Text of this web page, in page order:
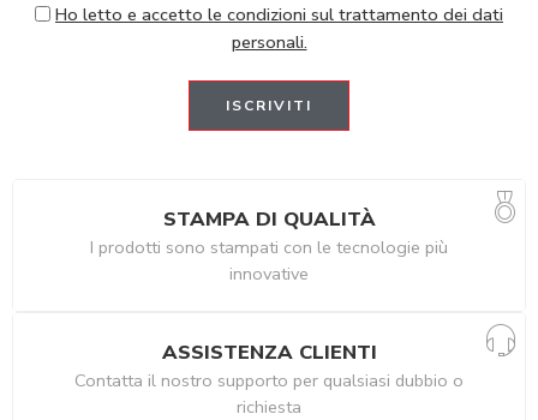
Ho letto e accetto le condizioni sul trattamento dei dati
personali.
STAMPA DI QUALITÀ
I prodotti sono stampati con le tecnologie più
innovative
ASSISTENZA CLIENTI
Contatta il nostro supporto per qualsiasi dubbio o
richiesta